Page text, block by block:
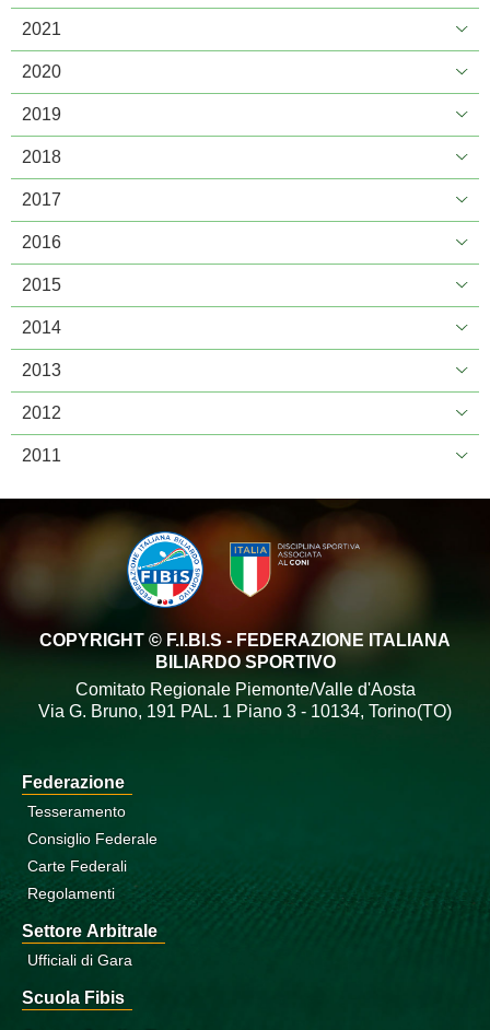
2021
2020
2019
2018
2017
2016
2015
2014
2013
2012
2011
COPYRIGHT © F.I.BI.S - FEDERAZIONE ITALIANA
BILIARDO SPORTIVO
Comitato Regionale Piemonte/Valle d'Aosta
Via G. Bruno, 191 PAL. 1 Piano 3 - 10134, Torino(TO)
Federazione
Tesseramento
Consiglio Federale
Carte Federali
Regolamenti
Settore Arbitrale
Ufficiali di Gara
Scuola Fibis